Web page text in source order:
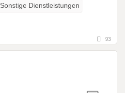
Sonstige Dienstleistungen
93